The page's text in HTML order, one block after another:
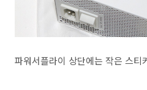
파워서플라이 상단에는 작은 스티